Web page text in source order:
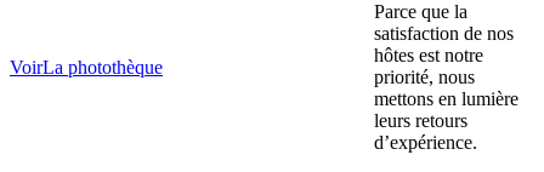
VoirLa photothèque
Parce que la
satisfaction de nos
hôtes est notre
priorité, nous
mettons en lumière
leurs retours
d’expérience.